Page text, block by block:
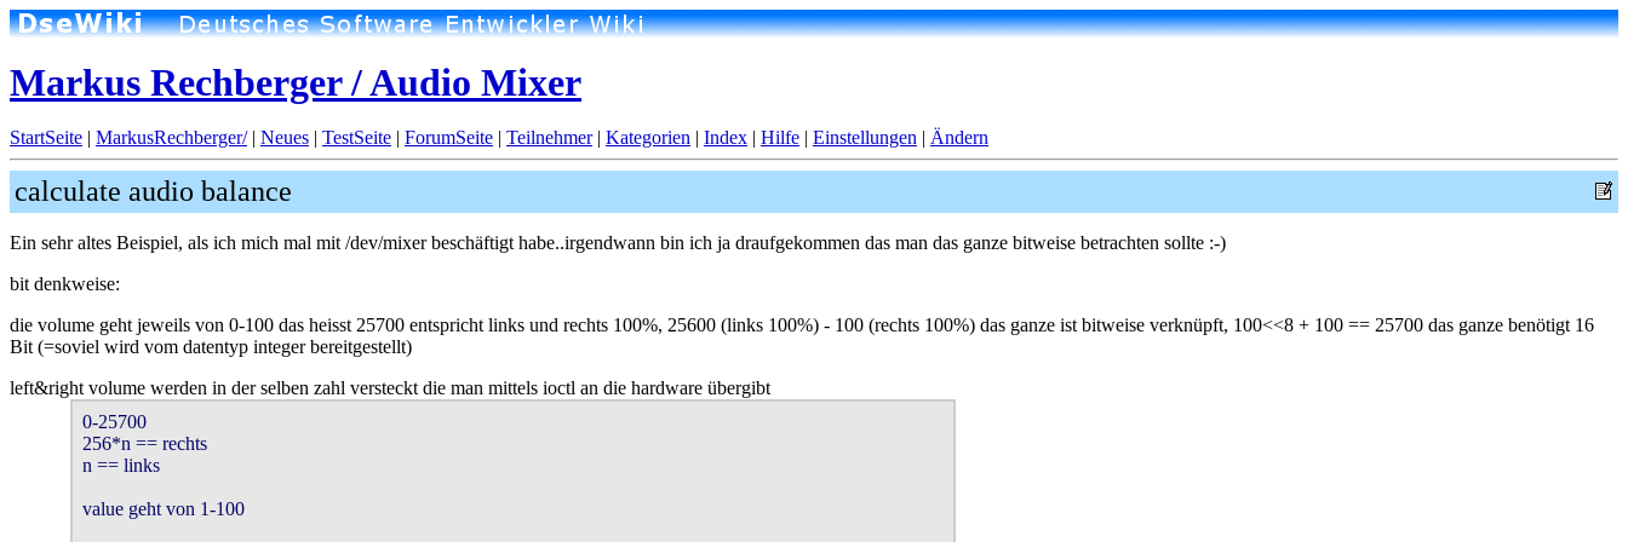
Markus Rechberger / Audio Mixer
StartSeite | MarkusRechberger/| Neues | TestSeite | ForumSeite | Teilnehmer| Kategorien | Index | Hilfe | Einstellungen | Ändern
calculate audio balance
Ein sehr altes Beispiel, als ich mich mal mit /dev/mixer beschäftigt habe..irgendwann bin ich ja draufgekommen das man das ganze bitweise betrachten sollte :-)
bit denkweise:
die volume geht jeweils von 0-100 das heisst 25700 entspricht links und rechts 100%, 25600 (links 100%) - 100 (rechts 100%) das ganze ist bitweise verknüpft, 100<<8 + 100 == 25700 das ganze benötigt 16
Bit (=soviel wird vom datentyp integer bereitgestellt)
left&right volume werden in der selben zahl versteckt die man mittels ioctl an die hardware übergibt
0-25700
256*n == rechts
n == links
value geht von 1-100